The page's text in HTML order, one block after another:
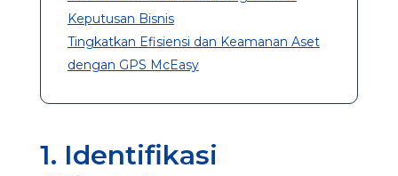
Keputusan Bisnis
Tingkatkan Efisiensi dan Keamanan Aset
dengan GPS McEasy
1. Identifikasi